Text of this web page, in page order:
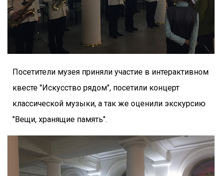
Посетители музея приняли участие в интерактивном
квесте "Искусство рядом", посетили концерт
классической музыки, а так же оценили экскурсию
"Вещи, хранящие память".